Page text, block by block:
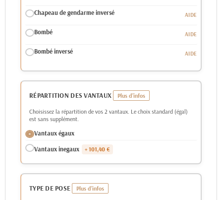
Chapeau de gendarme inversé
Bombé
Bombé inversé
RÉPARTITION DES VANTAUX
Choisissez la répartition de vos 2 vantaux. Le choix standard (égal)
est sans supplément.
Vantaux égaux
Vantaux inegaux
+ 101,40 €
TYPE DE POSE